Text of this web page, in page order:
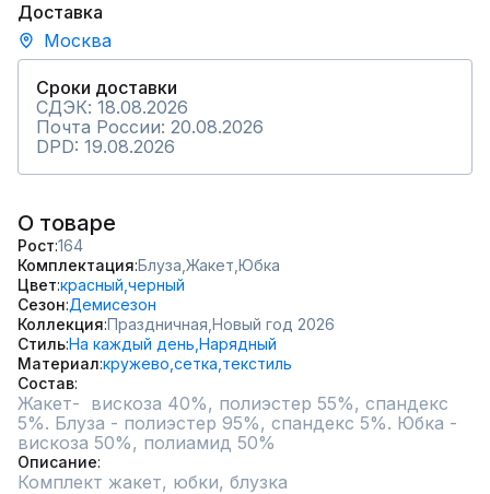
Доставка
Москва
Сроки доставки
СДЭК: 18.08.2026
Почта России: 20.08.2026
DPD: 19.08.2026
О товаре
Рост 164
Комплектация Блуза, Жакет, Юбка
Цвет красный, черный
Сезон Демисезон
Коллекция Праздничная, Новый год 2026
СтильНа каждый день, Нарядный
Материал кружево, сетка, текстиль
Состав
Жакет-  вискоза 40%, полиэстер 55%, спандекс
5%. Блуза - полиэстер 95%, спандекс 5%. Юбка -
вискоза 50%, полиамид 50%
Описание
Комплект жакет, юбки, блузка